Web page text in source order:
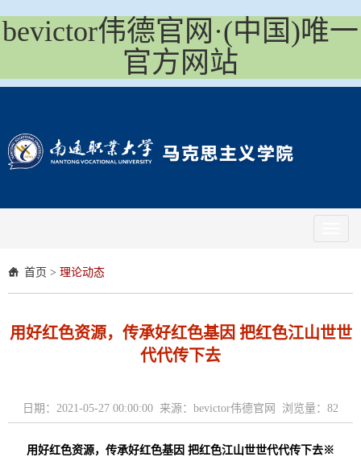
bevictor伟德官网·(中国)唯一
官方网站
首页 > 理论动态
用好红色资源，传承好红色基因 把红色江山世世
代代传下去
日期：2021-05-27 00:00:00 来源：bevictor伟德官网 浏览量： 82
用好红色资源，传承好红色基因 把红色江山世世代代传下去※